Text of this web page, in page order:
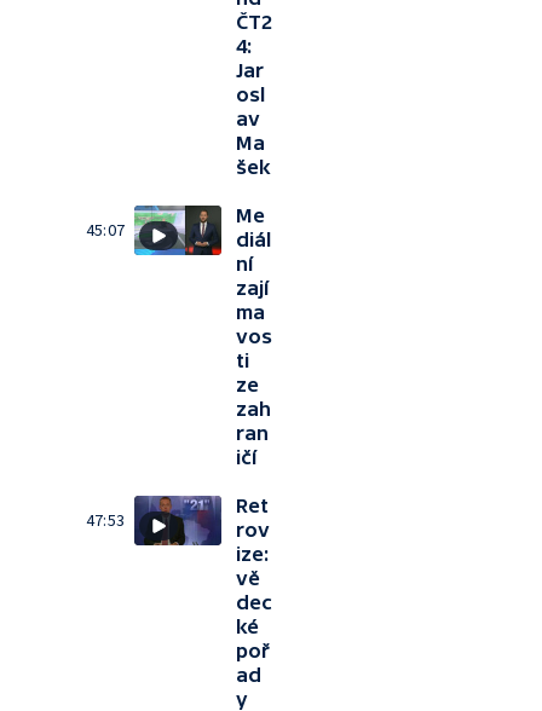
ČT2
4:
Jar
osl
av
Ma
šek
45:07
Me
diál
ní
zají
ma
vos
ti
ze
zah
ran
ičí
47:53
Ret
rov
ize:
vě
dec
ké
poř
ad
y